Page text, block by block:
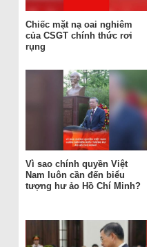
Chiếc mặt nạ oai nghiêm
của CSGT chính thức rơi
rụng
Vì sao chính quyền Việt
Nam luôn cần đến biểu
tượng hư ảo Hồ Chí Minh?